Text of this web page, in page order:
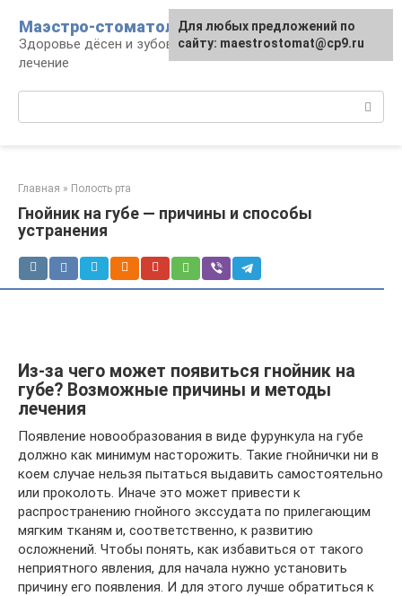
контенту
Маэстро-стоматолог
Здоровье дёсен и зубов, диагностика и
лечение
Главная » Полость рта
Гнойник на губе — причины и способы
устранения
Из-за чего может появиться гнойник на
губе? Возможные причины и методы
лечения
Появление новообразования в виде фурункула на губе
должно как минимум насторожить. Такие гнойнички ни в
коем случае нельзя пытаться выдавить самостоятельно
или проколоть. Иначе это может привести к
распространению гнойного экссудата по прилегающим
мягким тканям и, соответственно, к развитию
осложнений. Чтобы понять, как избавиться от такого
неприятного явления, для начала нужно установить
причину его появления. И для этого лучше обратиться к
Для любых предложений по
сайту: maestrostomat@cp9.ru